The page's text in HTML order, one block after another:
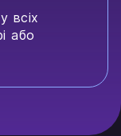
всіх
або